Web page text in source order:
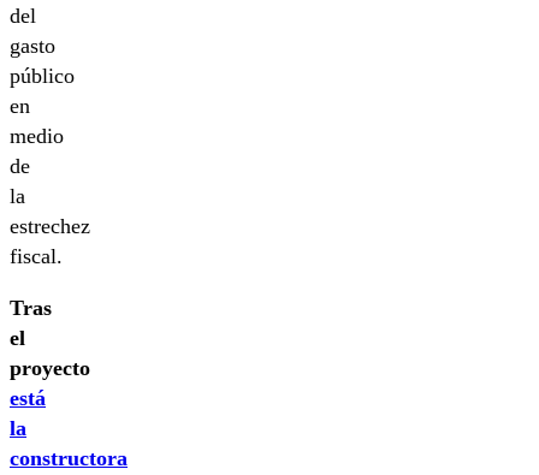
del
gasto
público
en
medio
de
la
estrechez
fiscal.
Tras
el
proyecto
está
la
constructora